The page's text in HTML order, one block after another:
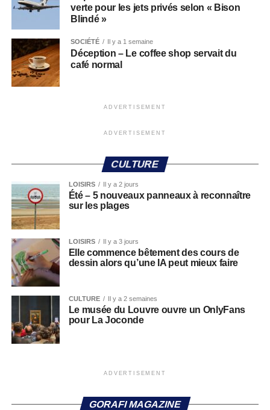
verte pour les jets privés selon « Bison
Blindé »
SOCIÉTÉ Il y a 1 semaine
Déception – Le coffee shop servait du
café normal
ADVERTISEMENT
ADVERTISEMENT
CULTURE
LOISIRS Il y a 2 jours
Été – 5 nouveaux panneaux à reconnaître
sur les plages
LOISIRS Il y a 3 jours
Elle commence bêtement des cours de
dessin alors qu’une IA peut mieux faire
CULTURE Il y a 2 semaines
Le musée du Louvre ouvre un OnlyFans
pour La Joconde
ADVERTISEMENT
GORAFI MAGAZINE